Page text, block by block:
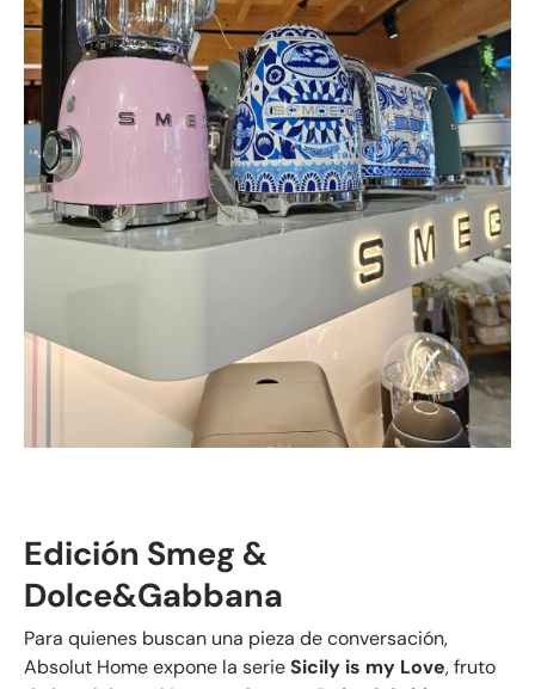
Edición Smeg &
Dolce&Gabbana
Para quienes buscan una pieza de conversación,
Absolut Home expone la serieSicily is my Love, fruto